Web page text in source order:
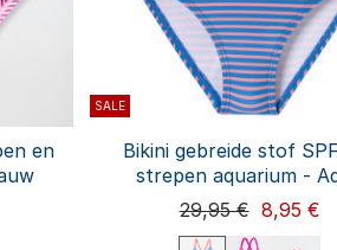
en
SALE
Bikini gebreide stof
strepen aquarium -
29,95 € 8,95 €